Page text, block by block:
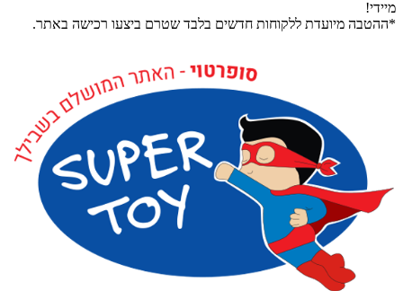
מיידי!
*ההטבה מיועדת ללקוחות חדשים בלבד שטרם ביצעו רכישה באתר.